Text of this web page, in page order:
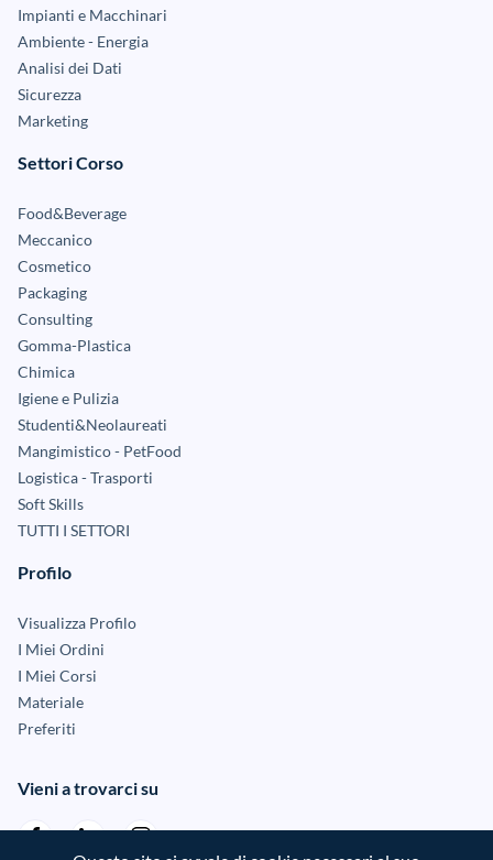
Impianti e Macchinari
Ambiente - Energia
Analisi dei Dati
Sicurezza
Marketing
Settori Corso
Food&Beverage
Meccanico
Cosmetico
Packaging
Consulting
Gomma-Plastica
Chimica
Igiene e Pulizia
Studenti&Neolaureati
Mangimistico - PetFood
Logistica - Trasporti
Soft Skills
TUTTI I SETTORI
Profilo
Visualizza Profilo
I Miei Ordini
I Miei Corsi
Materiale
Preferiti
Vieni a trovarci su